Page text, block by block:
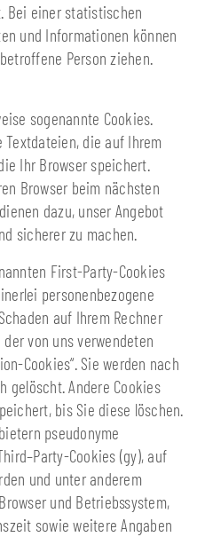
Bei einer statistischen
und Informationen können
Person ziehen.
sogenannte Cookies.
die auf Ihrem
Ihr Browser speichert.
Browser beim nächsten
dazu, unser Angebot
sicherer zu machen.
First-Party-Cookies
personenbezogene
auf Ihrem Rechner
von uns verwendeten
Cookies“. Sie werden nach
gelöscht. Andere Cookies
bis Sie diese löschen.
pseudonyme
Cookies (gy), auf
und unter anderem
und Betriebssystem,
sowie weitere Angaben